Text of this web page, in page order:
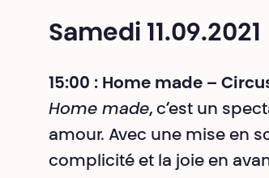
Samedi 11.09.2021
15:00 : Home made –
Home made, c’est un
amour. Avec une mise en
complicité et la joie en